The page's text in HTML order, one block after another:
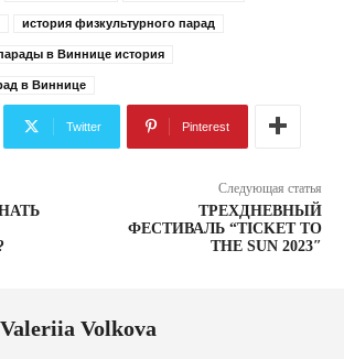
история физкультурного парад
в Виннице история
в Виннице
Twitter Pinterest
Следующая статья
ТРЕХДНЕВНЫЙ
ФЕСТИВАЛЬ “TICKET TO
THE SUN 2023″
Valeriia Volkova